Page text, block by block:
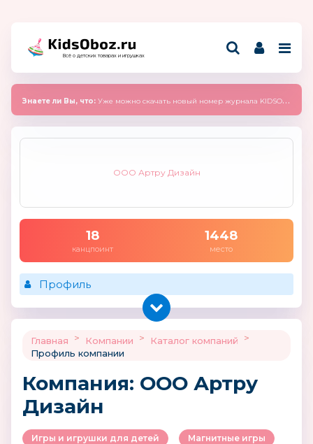
Всё о детских товарах и игрушках
Знаете ли Вы, что: Уже можно скачать новый номер журнала KIDSOBOZ 2025 (сентябрь)
ООО Артру Дизайн
18
канцпоинт
1448
место
Профиль
Главная > Компании > Каталог компаний
>
Профиль компании
Компания: ООО Артру
Дизайн
Игры и игрушки для детей Магнитные игры